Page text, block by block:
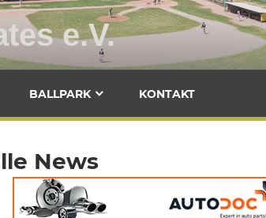
e.V.
Baseballclub
Fürth
Pirates
BALLPARK KONTAKT
News